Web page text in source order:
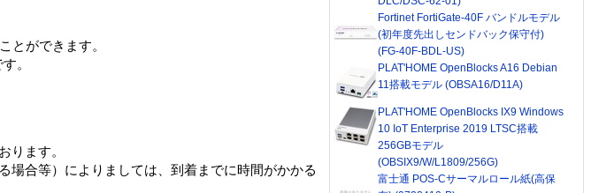
とができます。
。
ります。
場合等）によりましては、到着までに時間がかかる
Fortinet FortiGate-40F バンドルモデル
(初年度先出しセンドバック保守付)
(FG-40F-BDL-US)
PLAT'HOME OpenBlocks A16 Debian
11搭載モデル (OBSA16/D11A)
PLAT'HOME OpenBlocks IX9 Windows
10 IoT Enterprise 2019 LTSC搭載
256GBモデル
(OBSIX9/W/L1809/256G)
富士通 POS-Cサーマルロール紙(高保